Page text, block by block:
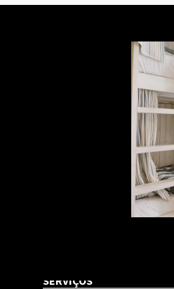
SERVIÇOS